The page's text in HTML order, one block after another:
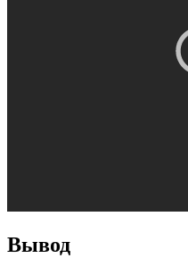
Вывод